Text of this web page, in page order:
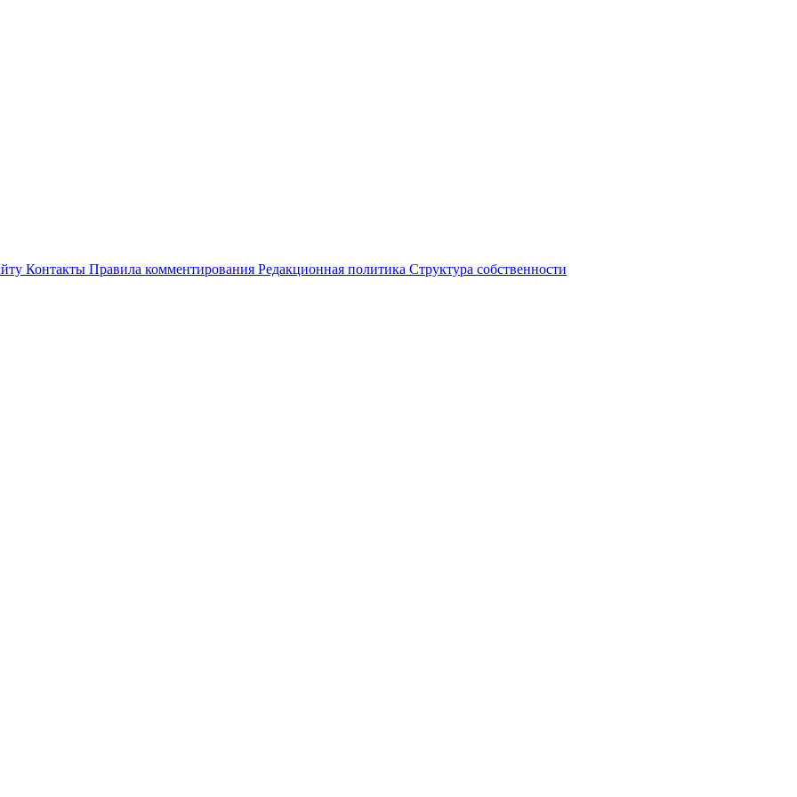
Контакты Правила комментирования Редакционная политика Структура собственности